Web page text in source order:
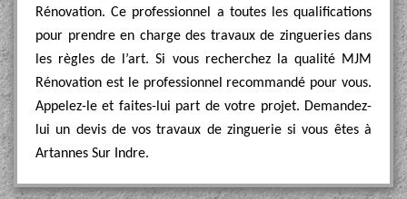
Rénovation. Ce professionnel a toutes les qualifications
pour prendre en charge des travaux de zingueries dans
les règles de l’art. Si vous recherchez la qualité MJM
Rénovation est le professionnel recommandé pour vous.
Appelez-le et faites-lui part de votre projet. Demandez-
lui un devis de vos travaux de zinguerie si vous êtes à
Artannes Sur Indre.